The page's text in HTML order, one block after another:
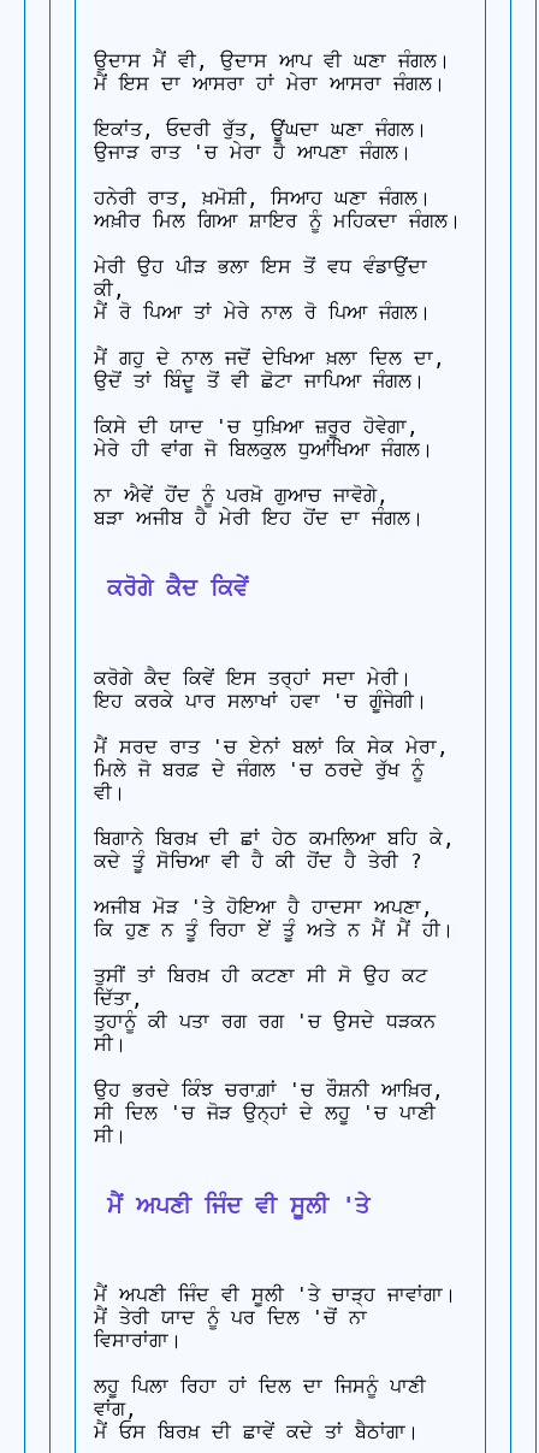
ਉਦਾਸ ਮੈਂ ਵੀ, ਉਦਾਸ ਆਪ ਵੀ ਘਣਾ ਜੰਗਲ।
ਮੈਂ ਇਸ ਦਾ ਆਸਰਾ ਹਾਂ ਮੇਰਾ ਆਸਰਾ ਜੰਗਲ।
ਇਕਾਂਤ, ਓਦਰੀ ਰੁੱਤ, ਊਂਘਦਾ ਘਣਾ ਜੰਗਲ।
ਉਜਾੜ ਰਾਤ 'ਚ ਮੇਰਾ ਹੈ ਆਪਣਾ ਜੰਗਲ।
ਹਨੇਰੀ ਰਾਤ, ਖ਼ਮੋਸ਼ੀ, ਸਿਆਹ ਘਣਾ ਜੰਗਲ।
ਅਖ਼ੀਰ ਮਿਲ ਗਿਆ ਸ਼ਾਇਰ ਨੂੰ ਮਹਿਕਦਾ ਜੰਗਲ।
ਮੇਰੀ ਉਹ ਪੀੜ ਭਲਾ ਇਸ ਤੋਂ ਵਧ ਵੰਡਾਉਂਦਾ
ਕੀ,
ਮੈਂ ਰੋ ਪਿਆ ਤਾਂ ਮੇਰੇ ਨਾਲ ਰੋ ਪਿਆ ਜੰਗਲ।
ਮੈਂ ਗਹੁ ਦੇ ਨਾਲ ਜਦੋਂ ਦੇਖਿਆ ਖ਼ਲਾ ਦਿਲ ਦਾ,
ਉਦੋਂ ਤਾਂ ਬਿੰਦੂ ਤੋਂ ਵੀ ਛੋਟਾ ਜਾਪਿਆ ਜੰਗਲ।
ਕਿਸੇ ਦੀ ਯਾਦ 'ਚ ਧੁਖ਼ਿਆ ਜ਼ਰੂਰ ਹੋਵੇਗਾ,
ਮੇਰੇ ਹੀ ਵਾਂਗ ਜੋ ਬਿਲਕੁਲ ਧੁਆਂਖਿਆ ਜੰਗਲ।
ਨਾ ਐਵੇਂ ਹੋਂਦ ਨੂੰ ਪਰਖ਼ੋ ਗੁਆਚ ਜਾਵੋਗੇ,
ਬੜਾ ਅਜੀਬ ਹੈ ਮੇਰੀ ਇਹ ਹੋਂਦ ਦਾ ਜੰਗਲ।
ਕਰੋਗੇ ਕੈਦ ਕਿਵੇਂ
ਕਰੋਗੇ ਕੈਦ ਕਿਵੇਂ ਇਸ ਤਰ੍ਹਾਂ ਸਦਾ ਮੇਰੀ।
ਇਹ ਕਰਕੇ ਪਾਰ ਸਲਾਖਾਂ ਹਵਾ 'ਚ ਗੂੰਜੇਗੀ।
ਮੈਂ ਸਰਦ ਰਾਤ 'ਚ ਏਨਾਂ ਬਲਾਂ ਕਿ ਸੇਕ ਮੇਰਾ,
ਮਿਲੇ ਜੋ ਬਰਫ਼ ਦੇ ਜੰਗਲ 'ਚ ਠਰਦੇ ਰੁੱਖ ਨੂੰ
ਵੀ।
ਬਿਗਾਨੇ ਬਿਰਖ਼ ਦੀ ਛਾਂ ਹੇਠ ਕਮਲਿਆ ਬਹਿ ਕੇ,
ਕਦੇ ਤੂੰ ਸੋਚਿਆ ਵੀ ਹੈ ਕੀ ਹੋਂਦ ਹੈ ਤੇਰੀ ?
ਅਜੀਬ ਮੋੜ 'ਤੇ ਹੋਇਆ ਹੈ ਹਾਦਸਾ ਅਪਣਾ,
ਕਿ ਹੁਣ ਨ ਤੂੰ ਰਿਹਾ ਏਂ ਤੂੰ ਅਤੇ ਨ ਮੈਂ ਮੈਂ ਹੀ।
ਤੁਸੀਂ ਤਾਂ ਬਿਰਖ਼ ਹੀ ਕਟਣਾ ਸੀ ਸੋ ਉਹ ਕਟ
ਦਿੱਤਾ,
ਤੁਹਾਨੂੰ ਕੀ ਪਤਾ ਰਗ ਰਗ 'ਚ ਉਸਦੇ ਧੜਕਨ
ਸੀ।
ਉਹ ਭਰਦੇ ਕਿੰਝ ਚਰਾਗ਼ਾਂ 'ਚ ਰੌਸ਼ਨੀ ਆਖ਼ਿਰ,
ਸੀ ਦਿਲ 'ਚ ਜੋੜ ਉਨ੍ਹਾਂ ਦੇ ਲਹੂ 'ਚ ਪਾਣੀ
ਸੀ।
ਮੈਂ ਅਪਣੀ ਜਿੰਦ ਵੀ ਸੂਲੀ 'ਤੇ
ਮੈਂ ਅਪਣੀ ਜਿੰਦ ਵੀ ਸੂਲੀ 'ਤੇ ਚਾੜ੍ਹ ਜਾਵਾਂਗਾ।
ਮੈਂ ਤੇਰੀ ਯਾਦ ਨੂੰ ਪਰ ਦਿਲ 'ਚੋਂ ਨਾ
ਵਿਸਾਰਾਂਗਾ।
ਲਹੂ ਪਿਲਾ ਰਿਹਾ ਹਾਂ ਦਿਲ ਦਾ ਜਿਸਨੂੰ ਪਾਣੀ
ਵਾਂਗ,
ਮੈਂ ਓਸ ਬਿਰਖ਼ ਦੀ ਛਾਵੇਂ ਕਦੇ ਤਾਂ ਬੈਠਾਂਗਾ।